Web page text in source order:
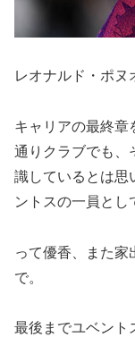
レオナルド・ポヌ
キャリアの最終章
通りクラブでも、
識しているとは思
ントスの一員とし
って優香、また家
で。
最後までユベント